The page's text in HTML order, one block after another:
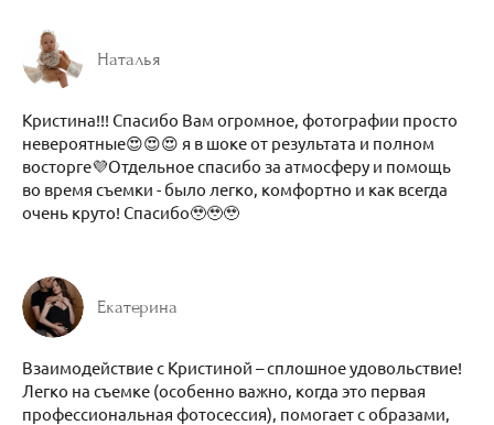
Наталья
Кристина!!! Спасибо Вам огромное, фотографии просто
невероятные😍😍😍 я в шоке от результата и полном
восторге💜Отдельное спасибо за атмосферу и помощь
во время съемки - было легко, комфортно и как всегда
очень круто! Спасибо🥹🥹🥹
Екатерина
Взаимодействие с Кристиной – сплошное удовольствие!
Легко на съемке (особенно важно, когда это первая
профессиональная фотосессия), помогает с образами,